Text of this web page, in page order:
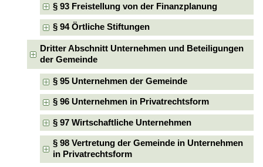
§ 93 Freistellung von der Finanzplanung
§ 94 Örtliche Stiftungen
Dritter Abschnitt Unternehmen und Beteiligungen
der Gemeinde
§ 95 Unternehmen der Gemeinde
§ 96 Unternehmen in Privatrechtsform
§ 97 Wirtschaftliche Unternehmen
§ 98 Vertretung der Gemeinde in Unternehmen
in Privatrechtsform